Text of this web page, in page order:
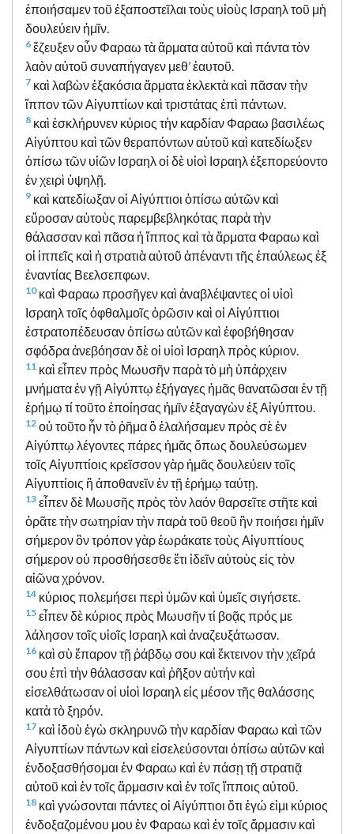
ἐποιήσαμεν τοῦ ἐξαποστεῖλαι τοὺς υἱοὺς Ισραηλ τοῦ μὴ
δουλεύειν ἡμῖν.
6 ἔζευξεν οὖν Φαραω τὰ ἅρματα αὐτοῦ καὶ πάντα τὸν
λαὸν αὐτοῦ συναπήγαγεν μεθ’ ἑαυτοῦ.
7 καὶ λαβὼν ἑξακόσια ἅρματα ἐκλεκτὰ καὶ πᾶσαν τὴν
ἵππον τῶν Αἰγυπτίων καὶ τριστάτας ἐπὶ πάντων.
8 καὶ ἐσκλήρυνεν κύριος τὴν καρδίαν Φαραω βασιλέως
Αἰγύπτου καὶ τῶν θεραπόντων αὐτοῦ καὶ κατεδίωξεν
ὀπίσω τῶν υἱῶν Ισραηλ οἱ δὲ υἱοὶ Ισραηλ ἐξεπορεύοντο
ἐν χειρὶ ὑψηλῇ.
9 καὶ κατεδίωξαν οἱ Αἰγύπτιοι ὀπίσω αὐτῶν καὶ
εὕροσαν αὐτοὺς παρεμβεβληκότας παρὰ τὴν
θάλασσαν καὶ πᾶσα ἡ ἵππος καὶ τὰ ἅρματα Φαραω καὶ
οἱ ἱππεῖς καὶ ἡ στρατιὰ αὐτοῦ ἀπέναντι τῆς ἐπαύλεως ἐξ
ἐναντίας Βεελσεπφων.
10καὶ Φαραω προσῆγεν καὶ ἀναβλέψαντες οἱ υἱοὶ
Ισραηλ τοῖς ὀφθαλμοῖς ὁρῶσιν καὶ οἱ Αἰγύπτιοι
ἐστρατοπέδευσαν ὀπίσω αὐτῶν καὶ ἐφοβήθησαν
σφόδρα ἀνεβόησαν δὲ οἱ υἱοὶ Ισραηλ πρὸς κύριον.
11 καὶ εἶπεν πρὸς Μωυσῆν παρὰ τὸ μὴ ὑπάρχειν
μνήματα ἐν γῇ Αἰγύπτῳ ἐξήγαγες ἡμᾶς θανατῶσαι ἐν τῇ
ἐρήμῳ τί τοῦτο ἐποίησας ἡμῖν ἐξαγαγὼν ἐξ Αἰγύπτου.
12 οὐ τοῦτο ἦν τὸ ῥῆμα ὃ ἐλαλήσαμεν πρὸς σὲ ἐν
Αἰγύπτῳ λέγοντες πάρες ἡμᾶς ὅπως δουλεύσωμεν
τοῖς Αἰγυπτίοις κρεῖσσον γὰρ ἡμᾶς δουλεύειν τοῖς
Αἰγυπτίοις ἢ ἀποθανεῖν ἐν τῇ ἐρήμῳ ταύτῃ.
13 εἶπεν δὲ Μωυσῆς πρὸς τὸν λαόν θαρσεῖτε στῆτε καὶ
ὁρᾶτε τὴν σωτηρίαν τὴν παρὰ τοῦ θεοῦ ἣν ποιήσει ἡμῖν
σήμερον ὃν τρόπον γὰρ ἑωράκατε τοὺς Αἰγυπτίους
σήμερον οὐ προσθήσεσθε ἔτι ἰδεῖν αὐτοὺς εἰς τὸν
αἰῶνα χρόνον.
14 κύριος πολεμήσει περὶ ὑμῶν καὶ ὑμεῖς σιγήσετε.
15 εἶπεν δὲ κύριος πρὸς Μωυσῆν τί βοᾷς πρός με
λάλησον τοῖς υἱοῖς Ισραηλ καὶ ἀναζευξάτωσαν.
16 καὶ σὺ ἔπαρον τῇ ῥάβδῳ σου καὶ ἔκτεινον τὴν χεῖρά
σου ἐπὶ τὴν θάλασσαν καὶ ῥῆξον αὐτήν καὶ
εἰσελθάτωσαν οἱ υἱοὶ Ισραηλ εἰς μέσον τῆς θαλάσσης
κατὰ τὸ ξηρόν.
17 καὶ ἰδοὺ ἐγὼ σκληρυνῶ τὴν καρδίαν Φαραω καὶ τῶν
Αἰγυπτίων πάντων καὶ εἰσελεύσονται ὀπίσω αὐτῶν καὶ
ἐνδοξασθήσομαι ἐν Φαραω καὶ ἐν πάσῃ τῇ στρατιᾷ
αὐτοῦ καὶ ἐν τοῖς ἅρμασιν καὶ ἐν τοῖς ἵπποις αὐτοῦ.
18 καὶ γνώσονται πάντες οἱ Αἰγύπτιοι ὅτι ἐγώ εἰμι κύριος
ἐνδοξαζομένου μου ἐν Φαραω καὶ ἐν τοῖς ἅρμασιν καὶ